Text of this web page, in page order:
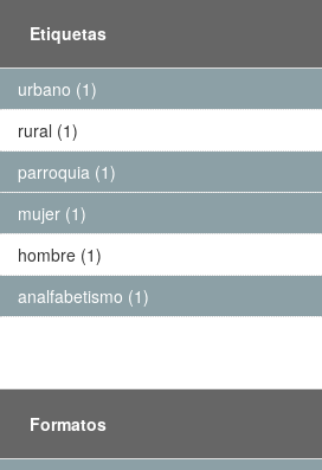
Etiquetas
urbano (1)
rural (1)
parroquia (1)
mujer (1)
hombre (1)
analfabetismo (1)
Formatos